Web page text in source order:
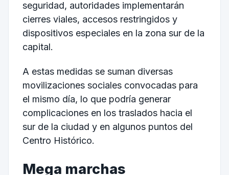
seguridad, autoridades implementarán
cierres viales, accesos restringidos y
dispositivos especiales en la zona sur de la
capital.
A estas medidas se suman diversas
movilizaciones sociales convocadas para
el mismo día, lo que podría generar
complicaciones en los traslados hacia el
sur de la ciudad y en algunos puntos del
Centro Histórico.
Mega marchas